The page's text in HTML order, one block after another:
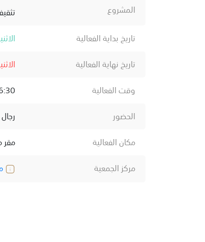
المشروع
تاريخ بداية الفعالية
الاثنين ، 28
تاريخ نهاية الفعالية
الاثنين ، 28
وقت الفعالية
6:30 م -
الحضور
رجال
مكان الفعالية
مقر
مركز الجمعية